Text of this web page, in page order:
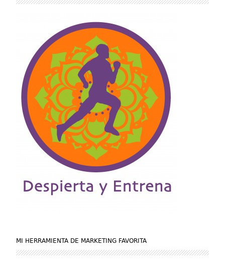
MI HERRAMIENTA DE MARKETING FAVORITA